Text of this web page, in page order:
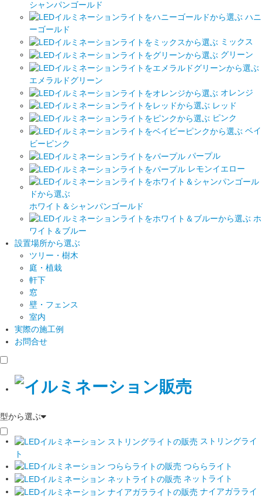
シャンパンゴールド
ハニ
ーゴールド
ミックス
グリーン
エメラルドグリーン
オレンジ
レッド
ピンク
ベイ
ビーピンク
パープル
レモンイエロー
ホワイト＆シャンパンゴールド
ホ
ワイト＆ブルー
設置場所から選ぶ
ツリー・樹木
庭・植栽
軒下
窓
壁・フェンス
室内
実際の施工例
お問合せ
型から選ぶ
ストリングライ
ト
つららライト
ネットライト
ナイアガラライ